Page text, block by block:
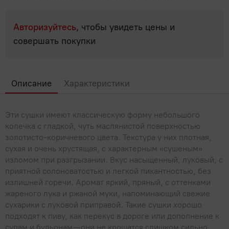
Паштеты
Сосиски, сардельки
Овощные консервы
Рыбные консервы
Крупы, бобовые
Продукты быстрого приготовления
Сахар, соль
Хлопья, мюсли, отруби, сухие завтраки
Молоко
Молочные напитки
Растительные продукты
Сгущенное молоко
Сливки
Сливочное масло, маргарин
Сметана
Сыры
Творог, йогурты, сырки
Мясо, птица
Птица
Шашлык, барбекю
Орехи, сухофрукты, семечки
Прочее
Бытовая химия, товары для дома
Рыба, икра, морепродукты
Икра
Крабовое мясо и палочки
Морепродукты
Морская капуста, салаты
Рыба
Сладости
Жвачки, драже
Зефир, мармелад, пастила
Конфеты
Соки, вода, напитки
Вода
Газированные напитки
Квас
Соусы, специи, масло, майонез
Майонез
Чай, кофе
Авторизуйтесь, чтобы увидеть цены и
совершать покупки
Описание Характеристики
Эти сушки имеют классическую форму небольшого
колечка с гладкой, чуть маслянистой поверхностью
золотисто-коричневого цвета. Текстура у них плотная,
сухая и очень хрустящая, с характерным «сушеным»
изломом при разгрызании. Вкус насыщенный, луковый, с
приятной солоноватостью и легкой пикантностью, без
излишней горечи. Аромат яркий, пряный, с оттенками
жареного лука и ржаной муки, напоминающий свежие
сухарики с луковой приправой. Такие сушки хорошо
подходят к пиву, как перекус в дороге или дополнение к